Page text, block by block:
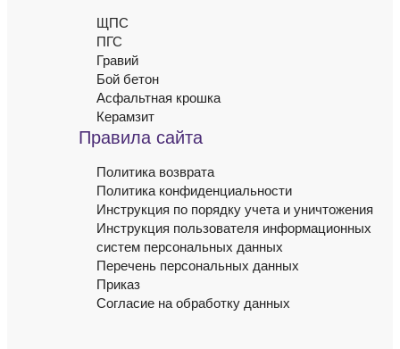
ЩПС
ПГС
Гравий
Бой бетон
Асфальтная крошка
Керамзит
Правила сайта
Политика возврата
Политика конфиденциальности
Инструкция по порядку учета и уничтожения
Инструкция пользователя информационных
систем персональных данных
Перечень персональных данных
Приказ
Согласие на обработку данных